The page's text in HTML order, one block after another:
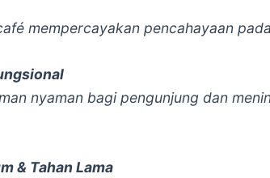
mempercayakan pencahayaan
nyaman bagi pengunjung dan
& Tahan Lama